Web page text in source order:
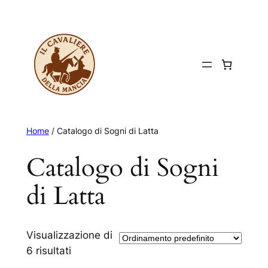
contenuto
Home/ Catalogo di Sogni di Latta
Catalogo di Sogni
di Latta
Visualizzazione di
6 risultati